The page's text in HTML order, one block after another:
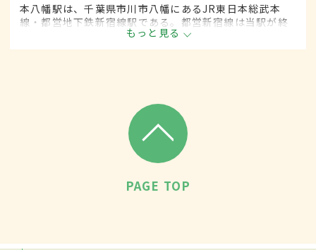
本八幡駅は、千葉県市川市八幡にあるJR東日本総武本
線・都営地下鉄新宿線駅である。都営新宿線は当駅が終
着駅であり、かつJR総武本線との接続駅となっている。
周辺には金融機関・行政機関・商業施設が立ち並び、多
もっと見る
PAGE TOP